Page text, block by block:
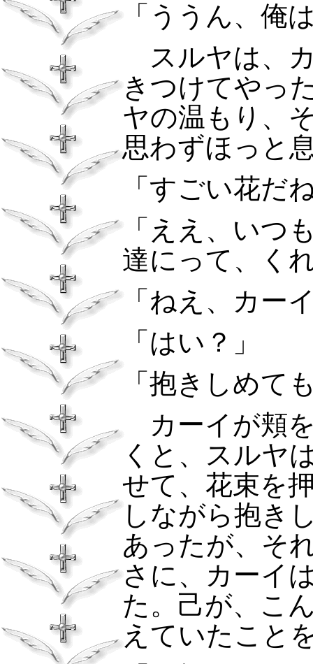
「ううん、俺
スルヤは、
きつけてやっ
ヤの温もり、
思わずほっと
「すごい花だ
「ええ、いつ
達にって、く
「ねえ、カー
「はい？」
「抱きしめて
カーイが頬
くと、スルヤ
せて、花束を
しながら抱き
あったが、そ
さに、カーイ
た。己が、こ
えていたこと